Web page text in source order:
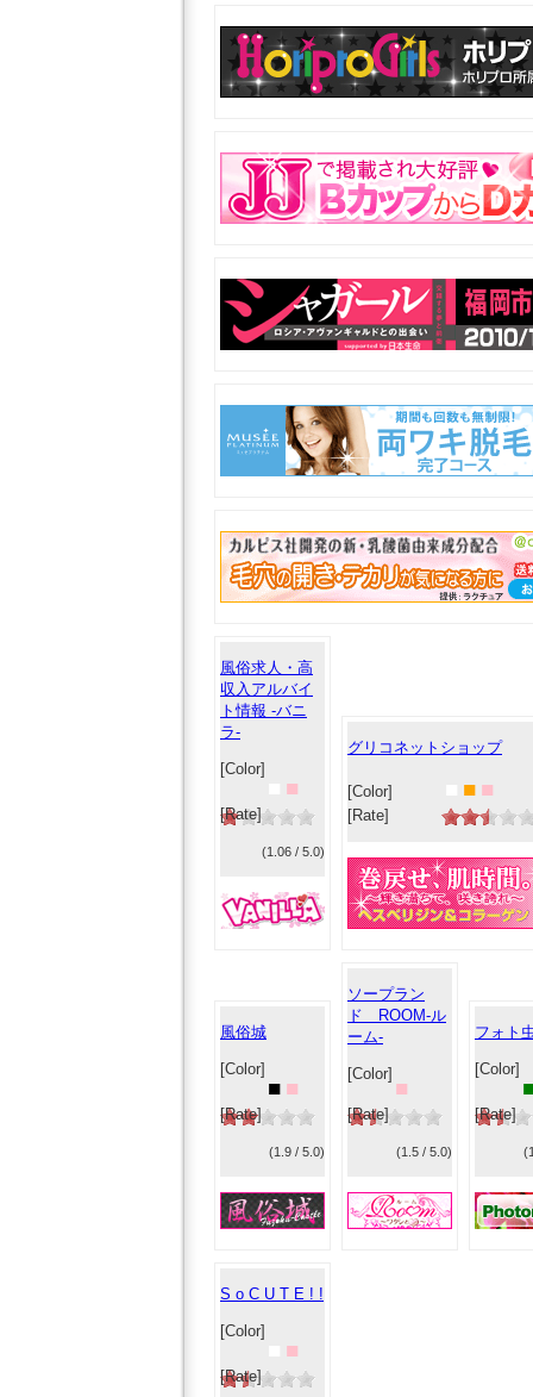
風俗求人・高
収入アルバイ
ト情報 -バニ
ラ-
[Color]
■
[Rate]
(1.06 / 5.0)
グリコネットショップ
[Color] ■ ■
[Rate]
風俗城
[Color]
■ ■
[Rate]
(1.9 / 5.0)
ソープラン
ド ROOM-ル
ーム-
[Color]
■
[Rate]
(1.5 / 5.0)
フォト
[Color]
[Rate]
S o C U T E ! !
[Color]
■
[Rate]